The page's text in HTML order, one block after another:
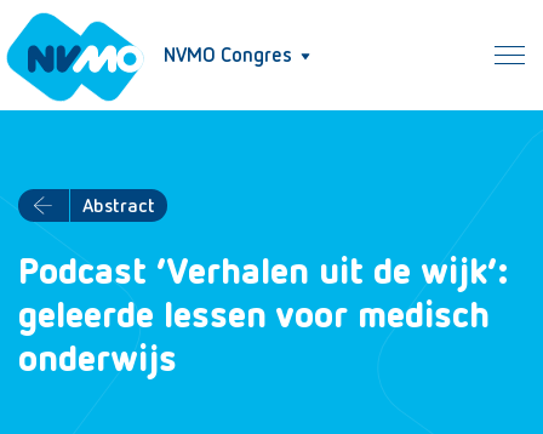
NVMO Congres
Abstract
Podcast ‘Verhalen uit de wijk’:
geleerde lessen voor medisch
onderwijs